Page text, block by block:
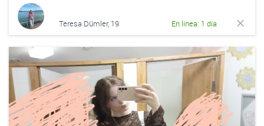
Teresa Dümler, 19 En línea: 1 día